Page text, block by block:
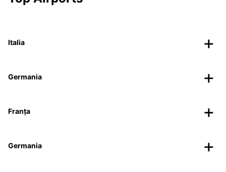
Italia
Germania
Franța
Germania